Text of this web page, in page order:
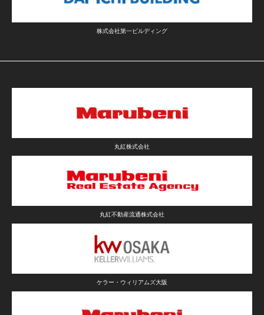
株式会社第一ビルディング
丸紅株式会社
丸紅不動産流通株式会社
ケラー・ウィリアムズ大阪